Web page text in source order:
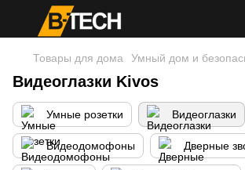
Товары для дома Умный дом и
Видеоглазки Kivos
Умные розетки Видеоглазки
Видеодомофоны Дверные